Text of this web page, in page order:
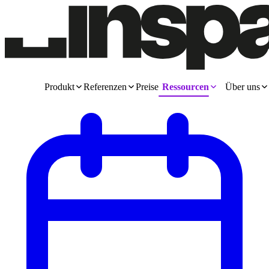
Produkt Referenzen Preise Ressourcen Über uns